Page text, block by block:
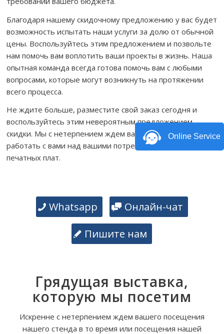
Благодаря нашему скидочному предложению у вас будет
возможность испытать наши услуги за долю от обычной
цены. Воспользуйтесь этим предложением и позвольте
нам помочь вам воплотить ваши проекты в жизнь. Наша
опытная команда всегда готова помочь вам с любыми
вопросами, которые могут возникнуть на протяжении
всего процесса.
Не ждите больше, разместите свой заказ сегодня и
воспользуйтесь этим невероятным предложением
скидки. Мы с нетерпением ждем вашего ответа и будем
работать с вами над вашими потребностями в сборке
печатных плат.
Whatsapp
Онлайн-чат
Пишите нам
Грядущая выставка,
которую мы посетим
Искренне с нетерпением ждем вашего посещения
нашего стенда в то время или посещения нашей
Online Service